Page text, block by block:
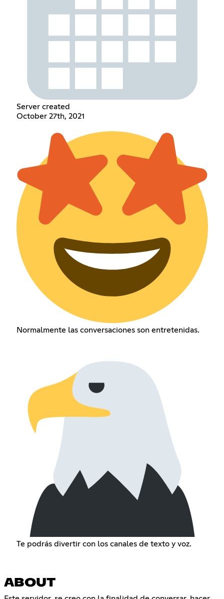
Server created
October 27th, 2021
Normalmente las conversaciones son entretenidas.
Te podrás divertir con los canales de texto y voz.
ABOUT